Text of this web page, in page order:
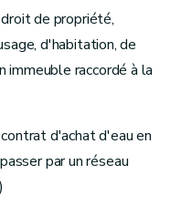
éclusiers
de propriété,
d'habitation, de
immeuble raccordé à la
d'achat d'eau en
par un réseau